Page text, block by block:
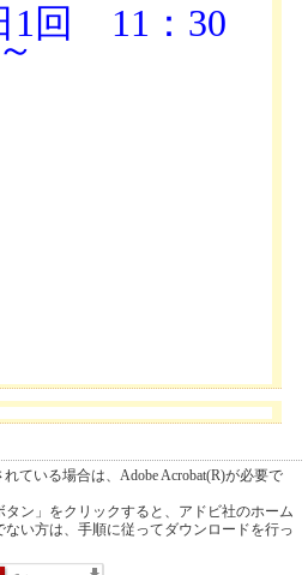
1回
11：30
ている場合は、Adobe Acrobat(R)が必要で
ン」をクリックすると、アドビ社のホーム
い方は、手順に従ってダウンロードを行っ